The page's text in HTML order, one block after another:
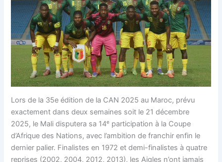
Lors de la 35e édition de la CAN 2025 au Maroc, prévu
exactement dans deux semaines soit le 21 décembre
2025, le Mali disputera sa 14ᵉ participation à la Coupe
d’Afrique des Nations, avec l’ambition de franchir enfin le
dernier palier. Finalistes en 1972 et demi-finalistes à quatre
reprises (2002, 2004, 2012, 2013), les Aigles n’ont jamais